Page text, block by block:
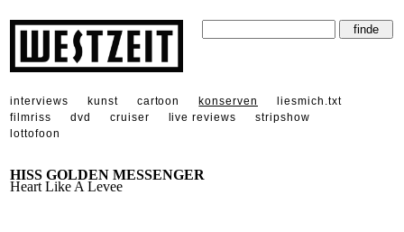
interviews kunst cartoon konserven
liesmich.txt
filmriss
dvd cruiser live reviews
stripshow
lottofoon
HISS GOLDEN MESSENGER
Heart Like A Levee